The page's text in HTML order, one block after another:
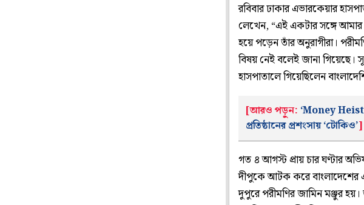
রবিবার ঢাকার এভারকেয়ার
লেখেন, “এই একটার সঙ্গে
হয়ে পড়েন তাঁর অনুরাগীরা।
বিষয় নেই বলেই জানা গিয়েছে।
হাসপাতালে গিয়েছিলেন
[আরও পড়ুন: ‘Money
প্রতিষ্ঠানের প্রশংসায় ‘টোকিও’]
গত ৪ আগস্ট প্রায় চার ঘণ্টার
দীপুকে আটক করে বাংলাদেশের
দুপুরে পরীমণির জামিন মঞ্জুর